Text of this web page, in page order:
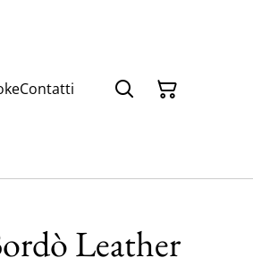
Contatti
Leather